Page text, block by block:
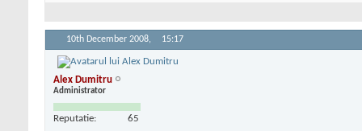
10th December 2008, 15:17
Alex Dumitru
Administrator
Reputatie: 65